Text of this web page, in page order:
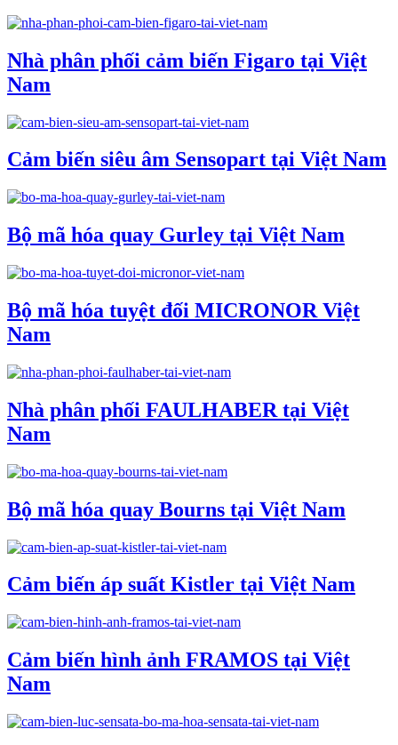
Nhà phân phối cảm biến Figaro tại Việt
Nam
Cảm biến siêu âm Sensopart tại Việt Nam
Bộ mã hóa quay Gurley tại Việt Nam
Bộ mã hóa tuyệt đối MICRONOR Việt
Nam
Nhà phân phối FAULHABER tại Việt
Nam
Bộ mã hóa quay Bourns tại Việt Nam
Cảm biến áp suất Kistler tại Việt Nam
Cảm biến hình ảnh FRAMOS tại Việt
Nam